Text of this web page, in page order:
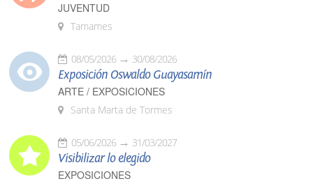
JUVENTUD
Tamames
08/05/2026 30/08/2026
Exposición Oswaldo Guayasamín
ARTE / EXPOSICIONES
Santa Marta de Tormes
05/06/2026 31/03/2027
Visibilizar lo elegido
EXPOSICIONES